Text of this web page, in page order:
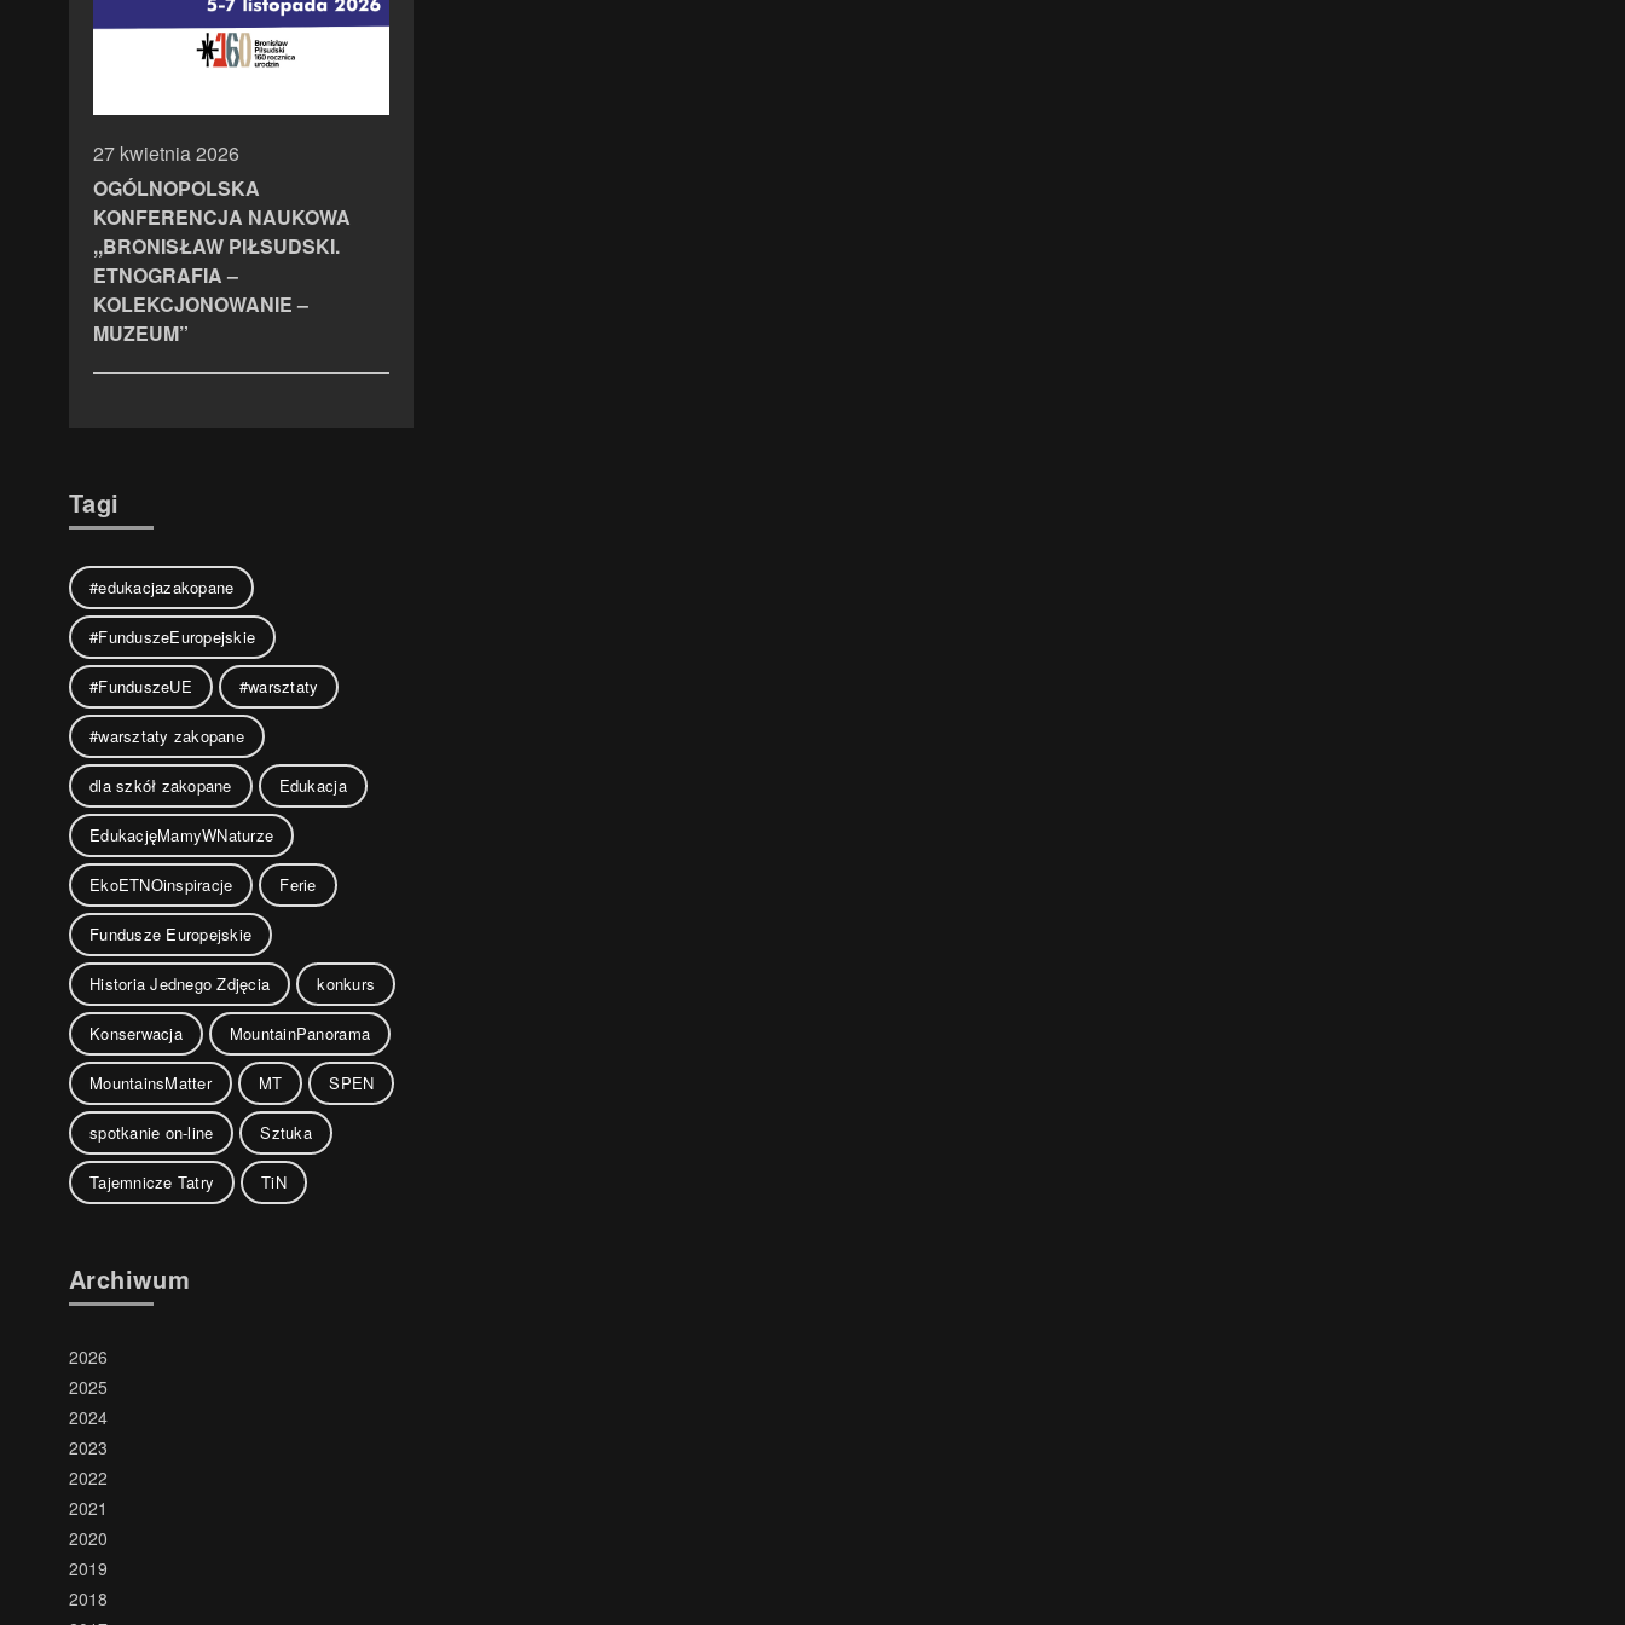
27 kwietnia 2026
OGÓLNOPOLSKA
KONFERENCJA NAUKOWA
,,BRONISŁAW PIŁSUDSKI.
ETNOGRAFIA –
KOLEKCJONOWANIE –
MUZEUM”
Tagi
#edukacjazakopane
#FunduszeEuropejskie
#FunduszeUE #warsztaty
#warsztaty zakopane
dla szkół zakopane Edukacja
EdukacjęMamyWNaturze
EkoETNOinspiracje Ferie
Fundusze Europejskie
Historia Jednego Zdjęcia konkurs
Konserwacja MountainPanorama
MountainsMatter MT SPEN
spotkanie on-line Sztuka
Tajemnicze Tatry TiN
Archiwum
2026
2025
2024
2023
2022
2021
2020
2019
2018